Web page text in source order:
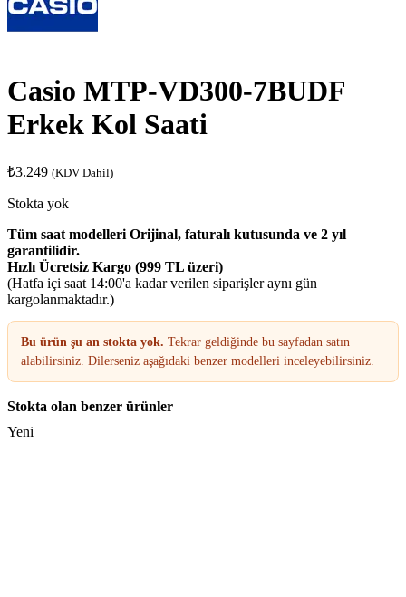
Casio MTP-VD300-7BUDF
Erkek Kol Saati
₺3.249 (KDV Dahil)
Stokta yok
Tüm saat modelleri Orijinal, faturalı kutusunda ve 2 yıl
garantilidir.
Hızlı Ücretsiz Kargo (999 TL üzeri)
(Hatfa içi saat 14:00'a kadar verilen siparişler aynı gün
kargolanmaktadır.)
Bu ürün şu an stokta yok. Tekrar geldiğinde bu sayfadan satın
alabilirsiniz. Dilerseniz aşağıdaki benzer modelleri inceleyebilirsiniz.
Stokta olan benzer ürünler
Yeni